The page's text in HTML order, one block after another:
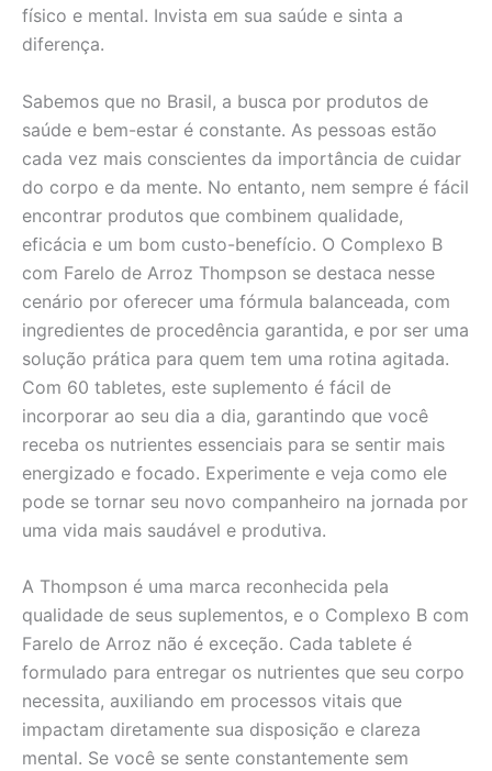
físico e mental. Invista em sua saúde e sinta a
diferença.
Sabemos que no Brasil, a busca por produtos de
saúde e bem-estar é constante. As pessoas estão
cada vez mais conscientes da importância de cuidar
do corpo e da mente. No entanto, nem sempre é fácil
encontrar produtos que combinem qualidade,
eficácia e um bom custo-benefício. O Complexo B
com Farelo de Arroz Thompson se destaca nesse
cenário por oferecer uma fórmula balanceada, com
ingredientes de procedência garantida, e por ser uma
solução prática para quem tem uma rotina agitada.
Com 60 tabletes, este suplemento é fácil de
incorporar ao seu dia a dia, garantindo que você
receba os nutrientes essenciais para se sentir mais
energizado e focado. Experimente e veja como ele
pode se tornar seu novo companheiro na jornada por
uma vida mais saudável e produtiva.
A Thompson é uma marca reconhecida pela
qualidade de seus suplementos, e o Complexo B com
Farelo de Arroz não é exceção. Cada tablete é
formulado para entregar os nutrientes que seu corpo
necessita, auxiliando em processos vitais que
impactam diretamente sua disposição e clareza
mental. Se você se sente constantemente sem